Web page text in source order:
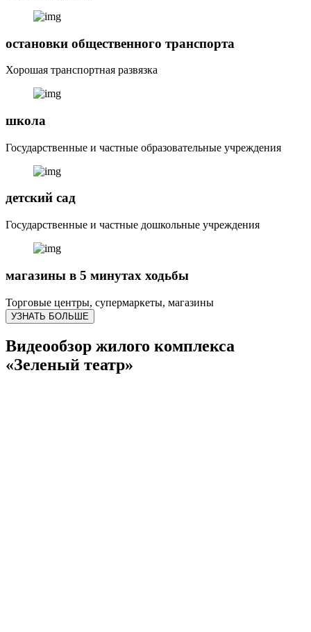
остановки общественного транспорта
Хорошая транспортная развязка
школа
Государственные и частные образовательные учреждения
детский сад
Государственные и частные дошкольные учреждения
магазины в 5 минутах ходьбы
Торговые центры, супермаркеты, магазины
УЗНАТЬ БОЛЬШЕ
Видеообзор жилого комплекса
«Зеленый театр»